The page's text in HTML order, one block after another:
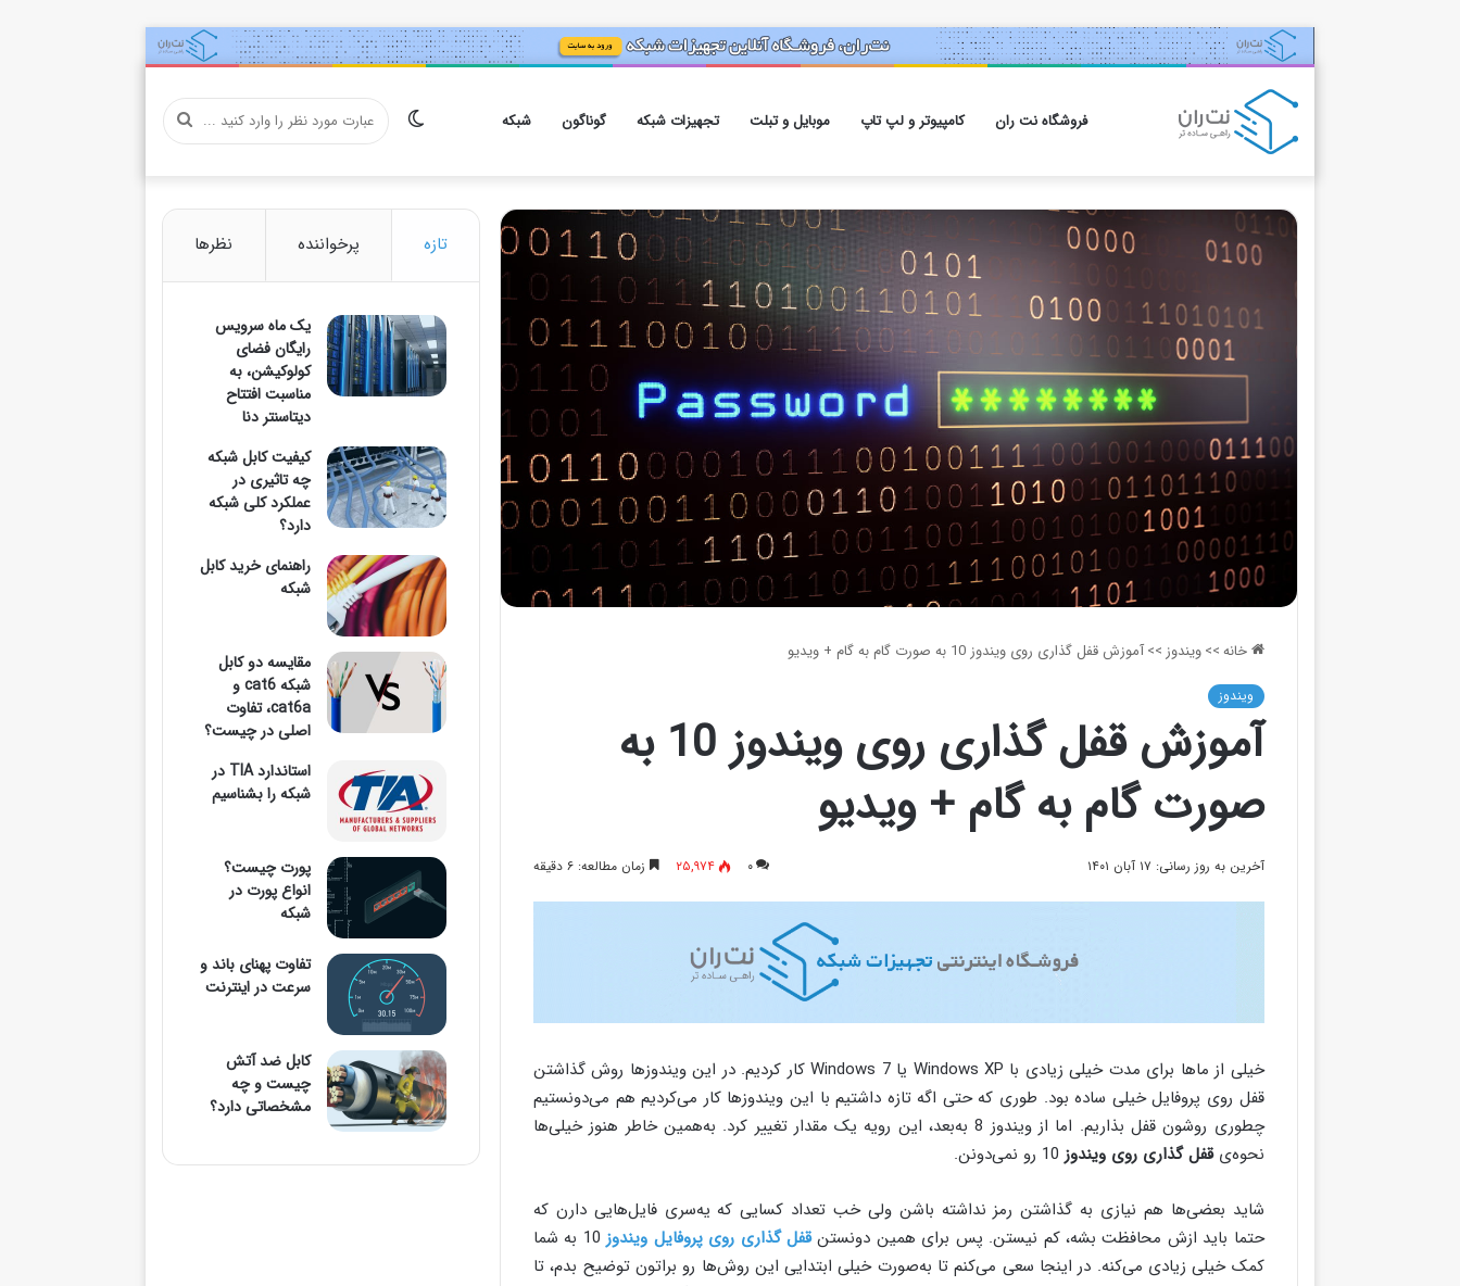
فروشگاه نت ران کامپیوتر و لپ تاپ موبایل و تبلت تجهیزات شبکه گوناگون شبکه عبارت تغییر
خانه>> ویندوز >> آموزش قفل گذاری روی ویندوز 10 به صورت گام به گام + ویدیو
ویندوز
آموزش قفل گذاری روی ویندوز 10 به
صورت گام به گام + ویدیو
آخرین به روز رسانی: ۱۷ آبان ۱۴۰۱ ۰ ۲۵,۹۷۴ زمان مطالعه: ۶ دقیقه
خیلی از ماها برای مدت خیلی زیادی با Windows XP یا Windows 7 کار کردیم. در این ویندوزها روش گذاشتن
قفل روی پروفایل خیلی ساده بود. طوری که حتی اگه تازه داشتیم با این ویندوزها کار می‌کردیم هم می‌دونستیم
چطوری روشون قفل بذاریم. اما از ویندوز 8 به‌بعد، این رویه یک مقدار تغییر کرد. به‌همین خاطر هنوز خیلی‌ها
نحوه‌یقفل گذاری روی ویندوز10 رو نمی‌دونن.
شاید بعضی‌ها هم نیازی به گذاشتن رمز نداشته باشن ولی خب تعداد کسایی که یه‌سری فایل‌هایی دارن که
حتما باید ازش محافظت بشه، کم نیستن. پس برای همین دونستنقفل گذاری روی پروفایل ویندوز
10 به شما
کمک خیلی زیادی می‌کنه. در اینجا سعی می‌کنم تا به‌صورت خیلی ابتدایی این روش‌ها رو براتون توضیح بدم، تا
تازه پرخواننده نظرها
یک ماه سرویس
رایگان فضای
کولوکیشن، به
مناسبت افتتاح
دیتاسنتر دنا
کیفیت کابل شبکه
چه تاثیری در
عملکرد کلی شبکه
دارد؟
راهنمای خرید کابل
شبکه
مقایسه دو کابل
شبکه cat6 و
cat6a، تفاوت
اصلی در چیست؟
استاندارد TIA در
شبکه را بشناسیم
پورت چیست؟
انواع پورت در
شبکه
تفاوت پهنای باند و
سرعت در اینترنت
کابل ضد آتش
چیست و چه
مشخصاتی دارد؟